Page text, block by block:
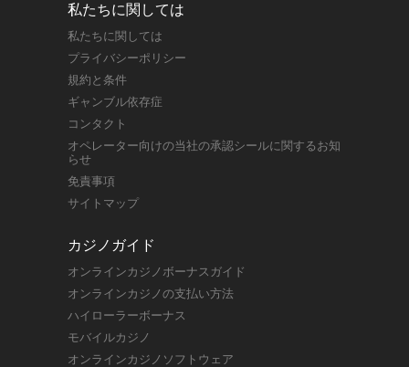
私たちに関しては
私たちに関しては
プライバシーポリシー
規約と条件
ギャンブル依存症
コンタクト
オペレーター向けの当社の承認シールに関するお知
らせ
免責事項
サイトマップ
カジノガイド
オンラインカジノボーナスガイド
オンラインカジノの支払い方法
ハイローラーボーナス
モバイルカジノ
オンラインカジノソフトウェア